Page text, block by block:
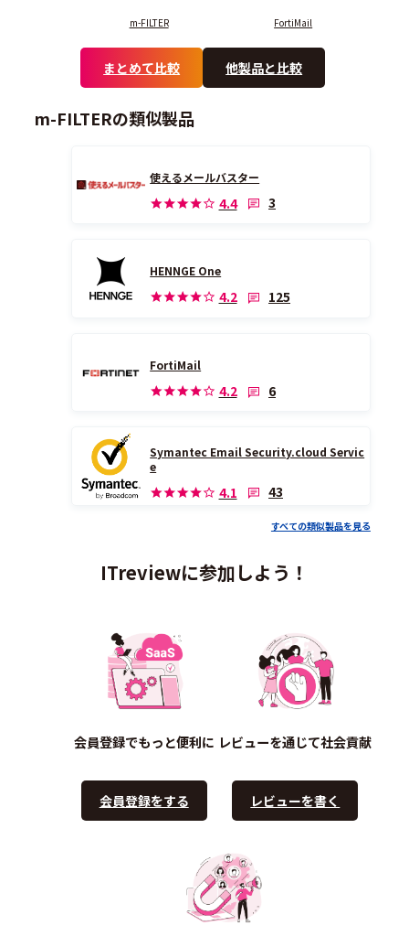
m-FILTER FortiMail
まとめて比較 他製品と比較
m-FILTERの類似製品
使えるメールバスター
4.4 3
HENNGE One
4.2 125
FortiMail
4.2 6
Symantec Email Security.cloud Servic
e
4.1 43
すべての類似製品を見る
ITreviewに参加しよう！
会員登録でもっと便利に
会員登録をする
レビューを通じて社会貢献
レビューを書く